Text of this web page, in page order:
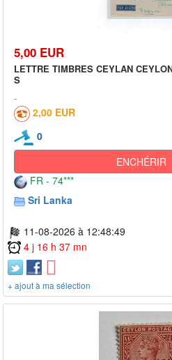
5,00 EUR
LETTRE TIMBRES CEYLAN
S
2,00 EUR
0
ENCHÉRIR
FR - 74***
Sri Lanka
11-08-2026 à 12:48:49
4 j 16 h 37 mn
+ ajout à ma sélection